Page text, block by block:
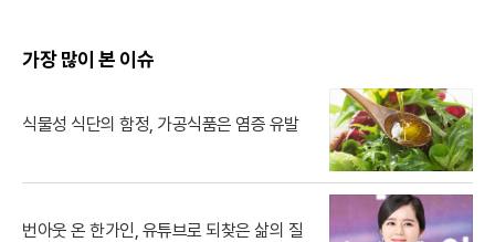
가장 많이 본 이슈
식물성 식단의 함정, 가공식품은 염증 유발
번아웃 온 한가인, 유튜브로 되찾은 삶의 질